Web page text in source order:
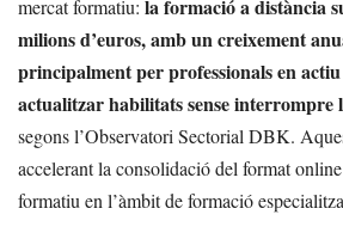
mercat formatiu: la formació a distància
milions d’euros, amb un creixement
principalment per professionals en
actualitzar habilitats sense interrompre
segons l’Observatori Sectorial DBK.
accelerant la consolidació del format
formatiu en l’àmbit de formació